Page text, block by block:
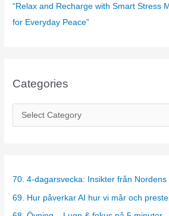
“Relax and Recharge with Smart Stress
for Everyday Peace”
Categories
a
g
70. 4-dagarsvecka: Insikter från
69. Hur påverkar AI hur vi mår och